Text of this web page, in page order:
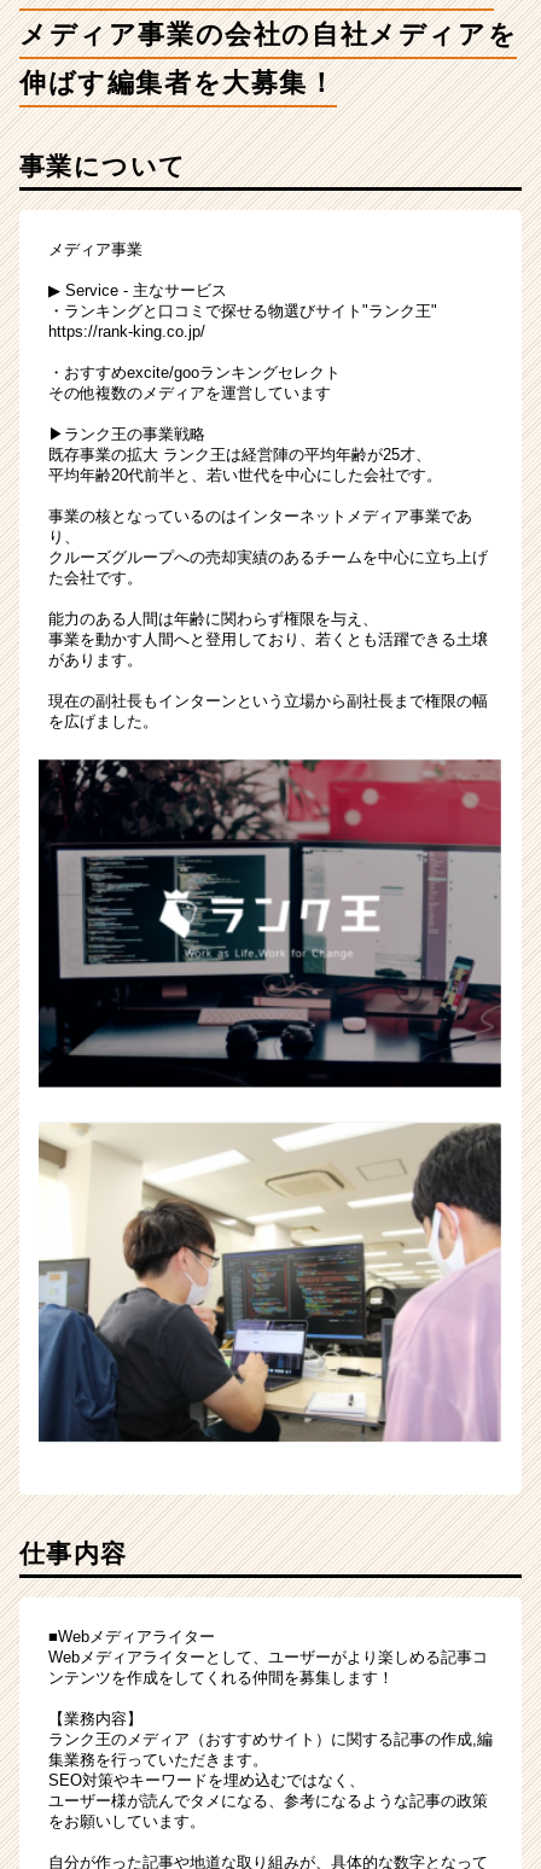
事
業
の
会
社
ア
を
ば
す
集
者
大
募
ベ
ン
ャ
長
企
業
か
ら
ス
カ
ウ
ト
が
届
く
イ
チ
ア
キ
ャ
リ
ア
（CheerCareer）
メディア事業の会社の自社メディアを
伸ばす編集者を大募集！
事業について
メディア事業
▶︎ Service - 主なサービス
・ランキングと口コミで探せる物選びサイト"ランク王"
https://rank-king.co.jp/
・おすすめexcite/gooランキングセレクト
その他複数のメディアを運営しています
▶︎ランク王の事業戦略
既存事業の拡大 ランク王は経営陣の平均年齢が25才、
平均年齢20代前半と、若い世代を中心にした会社です。
事業の核となっているのはインターネットメディア事業であ
り、
クルーズグループへの売却実績のあるチームを中心に立ち上げ
た会社です。
能力のある人間は年齢に関わらず権限を与え、
事業を動かす人間へと登用しており、若くとも活躍できる土壌
があります。
現在の副社長もインターンという立場から副社長まで権限の幅
を広げました。
仕事内容
■Webメディアライター
Webメディアライターとして、ユーザーがより楽しめる記事コ
ンテンツを作成をしてくれる仲間を募集します！
【業務内容】
ランク王のメディア（おすすめサイト）に関する記事の作成,編
集業務を行っていただきます。
SEO対策やキーワードを埋め込むではなく、
ユーザー様が読んでタメになる、参考になるような記事の政策
をお願いしています。
自分が作った記事や地道な取り組みが、具体的な数字となって